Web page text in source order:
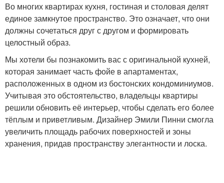
Во многих квартирах кухня, гостиная и столовая делят
единое замкнутое пространство. Это означает, что они
должны сочетаться друг с другом и формировать
целостный образ.
Мы хотели бы познакомить вас с оригинальной кухней,
которая занимает часть фойе в апартаментах,
расположенных в одном из бостонских кондоминиумов.
Учитывая это обстоятельство, владельцы квартиры
решили обновить её интерьер, чтобы сделать его более
тёплым и приветливым. Дизайнер Эмили Пинни смогла
увеличить площадь рабочих поверхностей и зоны
хранения, придав пространству элегантности и лоска.